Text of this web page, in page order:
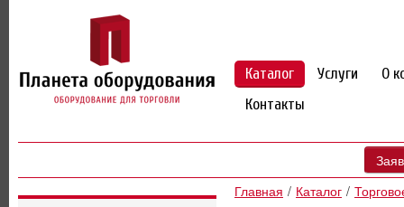
Каталог Услуги
О
Контакты
Главная Каталог